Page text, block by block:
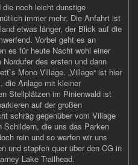
noch leicht dunstige
immer mehr. Die Anfahrt ist
etwas länger, der Blick auf die
Vorbei geht es an
es für heute Nacht wohl einer
des ersten und dann
Mono Village. „Village“ ist hier
die Anlage mit kleiner
Stellplätzen im Pinienwald ist
auf der großen
schräg gegenüber vom Village
die uns das Parken
rein und so werfen wir uns
und stapfen quer über den CG in
Lake Trailhead.